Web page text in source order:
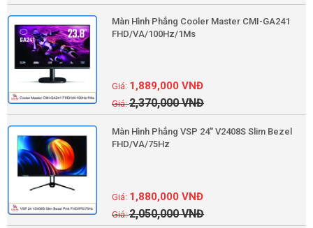
Màn Hình Phẳng Cooler Master CMI-GA241
FHD/VA/100Hz/1Ms
2,370,000VNĐ
1,889,000VNĐ
Màn Hình Phẳng VSP 24'' V2408S Slim Bezel
FHD/VA/75Hz
2,050,000VNĐ
1,880,000VNĐ